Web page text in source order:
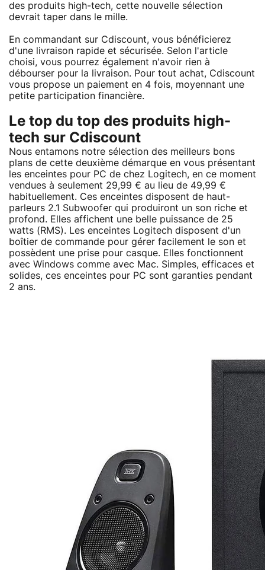
des produits high-tech, cette nouvelle sélection
devrait taper dans le mille.
En commandant sur Cdiscount, vous bénéficierez
d'une livraison rapide et sécurisée. Selon l'article
choisi, vous pourrez également n'avoir rien à
débourser pour la livraison. Pour tout achat, Cdiscount
vous propose un paiement en 4 fois, moyennant une
petite participation financière.
Le top du top des produits high-
tech sur Cdiscount
Nous entamons notre sélection des meilleurs bons
plans de cette deuxième démarque en vous présentant
les enceintes pour PC de chez Logitech, en ce moment
vendues à seulement 29,99 € au lieu de 49,99 €
habituellement. Ces enceintes disposent de haut-
parleurs 2.1 Subwoofer qui produiront un son riche et
profond. Elles affichent une belle puissance de 25
watts (RMS). Les enceintes Logitech disposent d'un
boîtier de commande pour gérer facilement le son et
possèdent une prise pour casque. Elles fonctionnent
avec Windows comme avec Mac. Simples, efficaces et
solides, ces enceintes pour PC sont garanties pendant
2 ans.